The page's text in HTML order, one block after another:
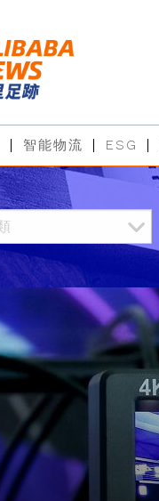
智能物流 ESG